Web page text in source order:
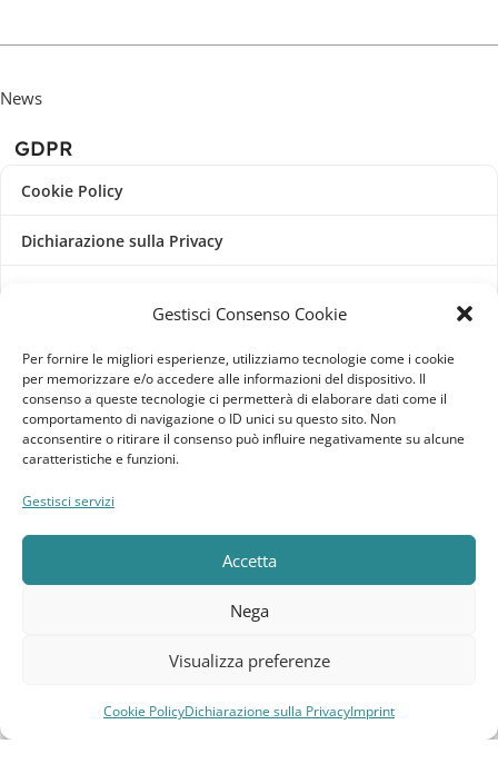
Gestisci Consenso Cookie
Per fornire le migliori esperienze, utilizziamo tecnologie come i cookie
per memorizzare e/o accedere alle informazioni del dispositivo. Il
consenso a queste tecnologie ci permetterà di elaborare dati come il
comportamento di navigazione o ID unici su questo sito. Non
acconsentire o ritirare il consenso può influire negativamente su alcune
caratteristiche e funzioni.
Gestisci servizi
Accetta
Nega
Visualizza preferenze
Cookie PolicyDichiarazione sulla PrivacyImprint
News
GDPR
Cookie Policy
Dichiarazione sulla Privacy
Disconoscimento
Pagine Dedicate
Raffrescatori Evaporativi Industriali
Lista dei desideri
CarrelloMenu